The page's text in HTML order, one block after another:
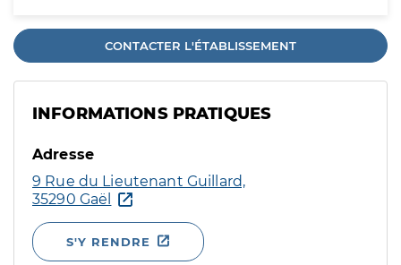
CONTACTER L'ÉTABLISSEMENT
INFORMATIONS PRATIQUES
Adresse
9 Rue du Lieutenant Guillard,
35290 Gaël
S'Y RENDRE